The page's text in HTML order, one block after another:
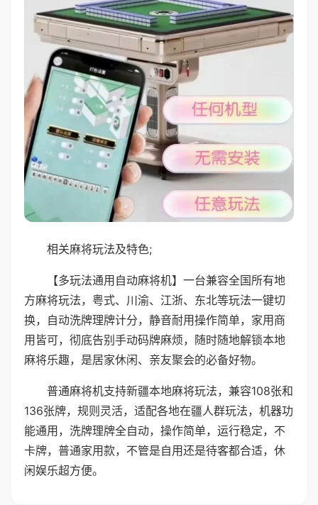
相关麻将玩法及特色;
【多玩法通用自动麻将机】一台兼容全国所有地
方麻将玩法，粤式、川渝、江浙、东北等玩法一键切
换，自动洗牌理牌计分，静音耐用操作简单，家用商
用皆可，彻底告别手动码牌麻烦，随时随地解锁本地
麻将乐趣，是居家休闲、亲友聚会的必备好物。
普通麻将机支持新疆本地麻将玩法，兼容108张和
136张牌，规则灵活，适配各地在疆人群玩法，机器功
能通用，洗牌理牌全自动，操作简单，运行稳定，不
卡牌，普通家用款，不管是自用还是待客都合适，休
闲娱乐超方便。